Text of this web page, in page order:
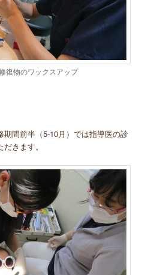
復物のワックスアップ
間前半（5-10月）では指導医の診
きます。